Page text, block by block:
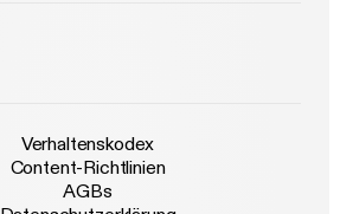
Verhaltenskodex
Content-Richtlinien
AGBs